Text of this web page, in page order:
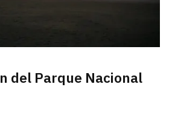
del Parque Nacional